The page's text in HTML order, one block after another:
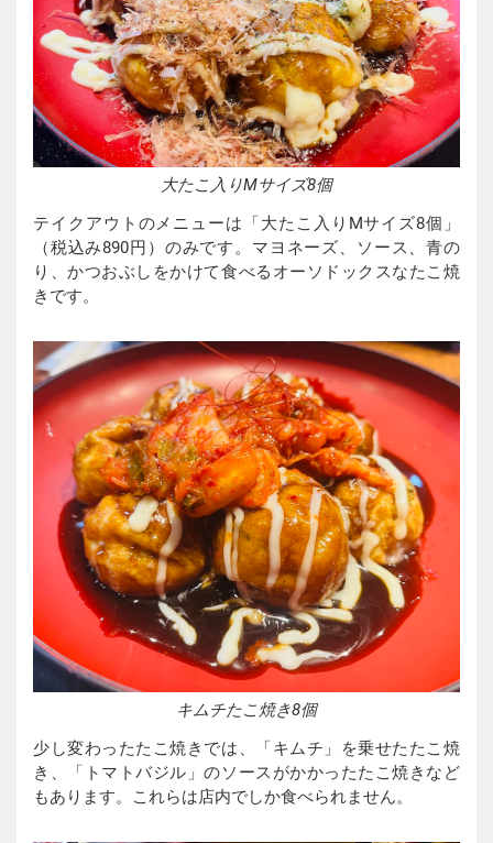
大たこ入りMサイズ8個
テイクアウトのメニューは「大たこ入りMサイズ8個」
（税込み890円）のみです。マヨネーズ、ソース、青の
り、かつおぶしをかけて食べるオーソドックスなたこ焼
きです。
キムチたこ焼き8個
少し変わったたこ焼きでは、「キムチ」を乗せたたこ焼
き、「トマトバジル」のソースがかかったたこ焼きなど
もあります。これらは店内でしか食べられません。